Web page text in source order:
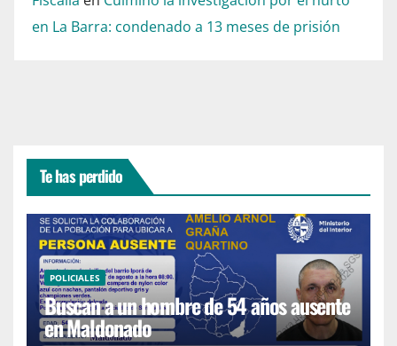
en La Barra: condenado a 13 meses de prisión
Te has perdido
POLICIALES
Buscan a un hombre de 54 años ausente
en Maldonado